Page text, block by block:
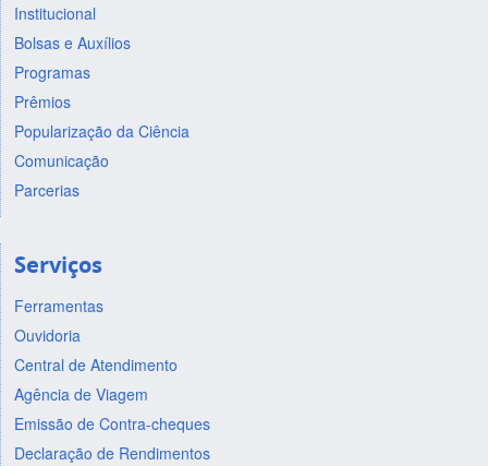
Institucional
Bolsas e Auxílios
Programas
Prêmios
Popularização da Ciência
Comunicação
Parcerias
Serviços
Ferramentas
Ouvidoria
Central de Atendimento
Agência de Viagem
Emissão de Contra-cheques
Declaração de Rendimentos